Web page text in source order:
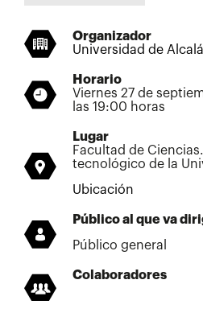
Organizador
Universidad de
Horario
Viernes 27 de
las 19:00 horas
Lugar
Facultad de
tecnológico de la
Ubicación
Público al que va
Público general
Colaboradores